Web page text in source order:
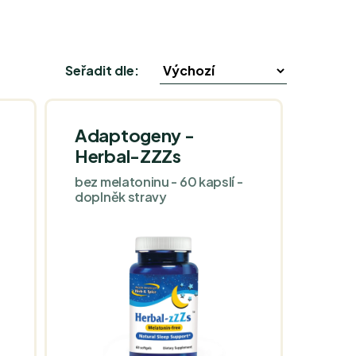
Seřadit dle:
Adaptogeny -
Herbal-ZZZs
bez melatoninu - 60 kapslí -
doplněk stravy